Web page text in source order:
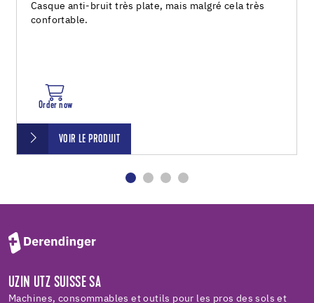
Casque anti-bruit très plate, mais malgré cela très
confortable.
Order now
VOIR LE PRODUIT
UZIN UTZ SUISSE SA
Machines, consommables et outils pour les pros des sols et